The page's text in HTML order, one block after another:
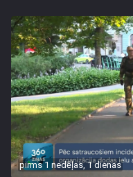
pirms 1 nedēļas, 1 dienas